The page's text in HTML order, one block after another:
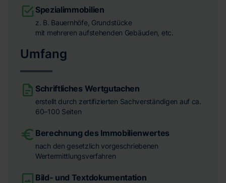
Spezialimmobilien
z. B. Bauernhöfe, Grundstücke
mit mehreren aufstehenden Gebäuden, etc.
Umfang
Schriftliches Wertgutachen
erstellt durch zertifizierten Sachverständigen auf ca.
60–100 Seiten
Berechnung des Immobilienwertes
nach den gesetzlich vorgeschriebenen
Wertermittlungsverfahren
Bild- und Textdokumentation